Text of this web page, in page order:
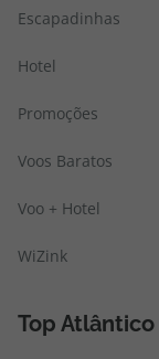
Escapadinhas
Hotel
Promoções
Voos Baratos
Voo + Hotel
WiZink
Top Atlântico